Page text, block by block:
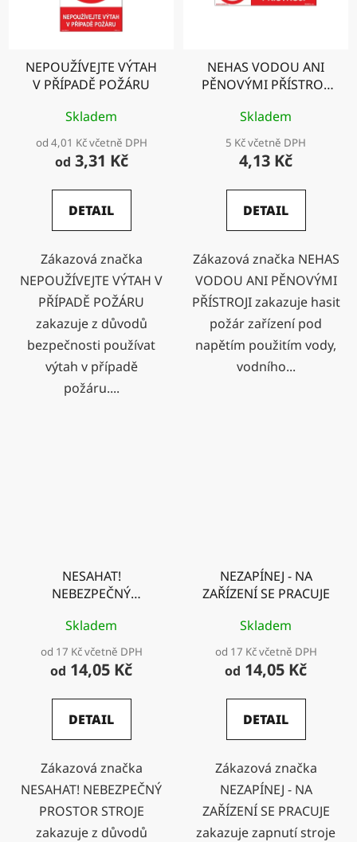
NEPOUŽÍVEJTE VÝTAH
V PŘÍPADĚ POŽÁRU
Skladem
od 4,01 Kč včetně DPH
od 3,31 Kč
DETAIL
Zákazová značka
NEPOUŽÍVEJTE VÝTAH V
PŘÍPADĚ POŽÁRU
zakazuje z důvodů
bezpečnosti používat
výtah v případě
požáru....
NEHAS VODOU ANI
PĚNOVÝMI PŘÍSTROJI
Skladem
5 Kč včetně DPH
4,13 Kč
DETAIL
Zákazová značka NEHAS
VODOU ANI PĚNOVÝMI
PŘÍSTROJI zakazuje hasit
požár zařízení pod
napětím použitím vody,
vodního...
NESAHAT!
NEBEZPEČNÝ
Skladem
od 17 Kč včetně DPH
od 14,05 Kč
DETAIL
Zákazová značka
NESAHAT! NEBEZPEČNÝ
PROSTOR STROJE
zakazuje z důvodů
NEZAPÍNEJ - NA
ZAŘÍZENÍ SE PRACUJE
Skladem
od 17 Kč včetně DPH
od 14,05 Kč
DETAIL
Zákazová značka
NEZAPÍNEJ - NA
ZAŘÍZENÍ SE PRACUJE
zakazuje zapnutí stroje